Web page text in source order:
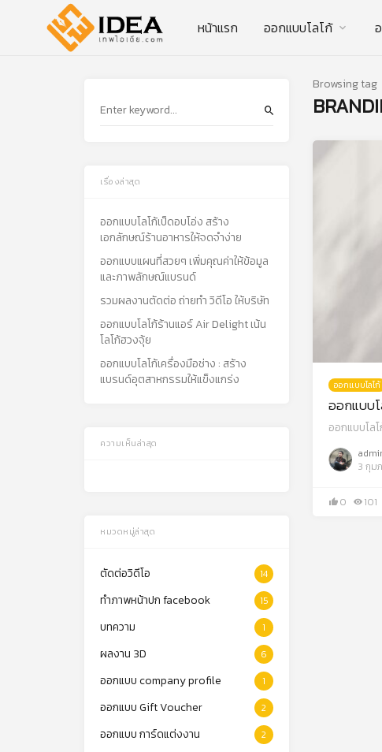
หน้าแรก ออกแบบโลโก้
Browsing tag
ออกแบบโลโก้
ออกแบบ
ออกแบบโล
3 กุม
0 101
เรื่องล่าสุด
ออกแบบโลโก้เป็ดอบโอ่ง สร้าง
เอกลักษณ์ร้านอาหารให้จดจำง่าย
ออกแบบแผนที่สวยๆ เพิ่มคุณค่าให้ข้อมูล
และภาพลักษณ์แบรนด์
รวมผลงานตัดต่อ ถ่ายทำ วิดีโอ ให้บริษัท
ออกแบบโลโก้ร้านแอร์ Air Delight เน้น
โลโก้ฮวงจุ้ย
ออกแบบโลโก้เครื่องมือช่าง : สร้าง
แบรนด์อุตสาหกรรมให้แข็งแกร่ง
ความเห็นล่าสุด
หมวดหมู่ล่าสุด
ตัดต่อวิดีโอ 14
ทำภาพหน้าปก facebook 15
บทความ 1
ผลงาน 3D 6
ออกแบบ company profile 1
ออกแบบ Gift Voucher 2
ออกแบบ การ์ดแต่งงาน 2